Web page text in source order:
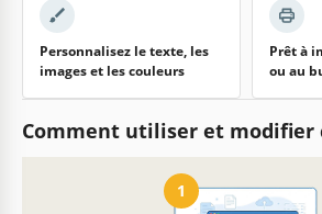
Personnalisez le texte, les
images et les couleurs
Prêt à
ou au
Comment utiliser et modifier
1